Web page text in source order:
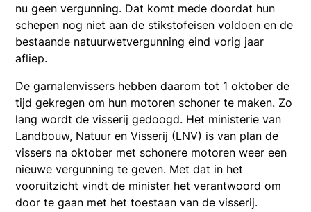
nu geen vergunning. Dat komt mede doordat hun
schepen nog niet aan de stikstofeisen voldoen en de
bestaande natuurwetvergunning eind vorig jaar
afliep.
De garnalenvissers hebben daarom tot 1 oktober de
tijd gekregen om hun motoren schoner te maken. Zo
lang wordt de visserij gedoogd. Het ministerie van
Landbouw, Natuur en Visserij (LNV) is van plan de
vissers na oktober met schonere motoren weer een
nieuwe vergunning te geven. Met dat in het
vooruitzicht vindt de minister het verantwoord om
door te gaan met het toestaan van de visserij.